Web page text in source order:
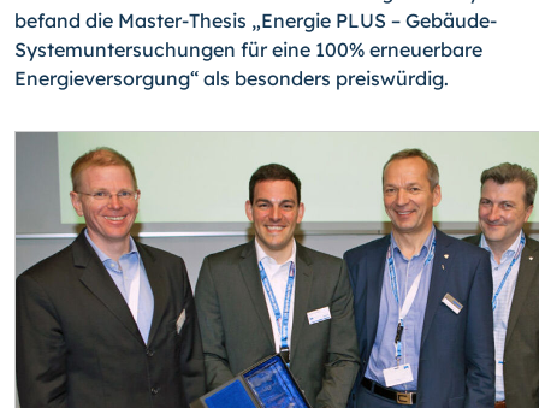
befand die Master-Thesis „Energie PLUS – Gebäude-
Systemuntersuchungen für eine 100% erneuerbare
Energieversorgung“ als besonders preiswürdig.